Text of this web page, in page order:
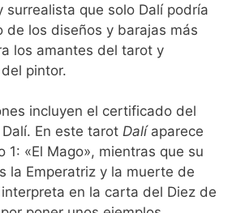
surrealista que solo Dalí podría
de los diseños y barajas más
los amantes del tarot y
pintor.
incluyen el certificado del
En este tarot Dalíaparece
1: «El Mago», mientras que su
la Emperatriz y la muerte de
en la carta del Diez de